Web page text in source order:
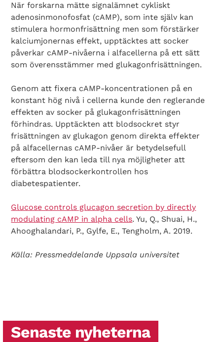
Search Diabetes Wellness Sverige
När forskarna mätte signalämnet cykliskt
adenosinmonofosfat (cAMP), som inte själv kan
stimulera hormonfrisättning men som förstärker
kalciumjonernas effekt, upptäcktes att socker
påverkar cAMP-nivåerna i alfacellerna på ett sätt
som överensstämmer med glukagonfrisättningen.
Genom att fixera cAMP-koncentrationen på en
konstant hög nivå i cellerna kunde den reglerande
effekten av socker på glukagonfrisättningen
förhindras. Upptäckten att blodsockret styr
frisättningen av glukagon genom direkta effekter
på alfacellernas cAMP-nivåer är betydelsefull
eftersom den kan leda till nya möjligheter att
förbättra blodsockerkontrollen hos
diabetespatienter.
Glucose controls glucagon secretion by directly
modulating cAMP in alpha cells. Yu, Q., Shuai, H.,
Ahooghalandari, P., Gylfe, E., Tengholm, A. 2019.
Källa: Pressmeddelande Uppsala universitet
Senaste nyheterna